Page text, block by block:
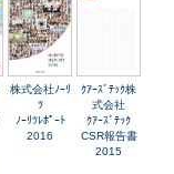
株式会社ﾉｰﾘ
ﾂ
ﾉｰﾘﾂﾚﾎﾟｰﾄ
2016
ｸｱｰｽﾞﾃｯｸ株
式会社
ｸｱｰｽﾞﾃｯｸ
CSR報告書
2015